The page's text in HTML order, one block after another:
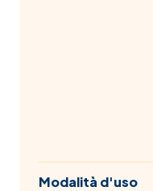
Modalità d'uso